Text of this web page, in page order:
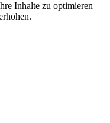
Inhalte zu optimieren